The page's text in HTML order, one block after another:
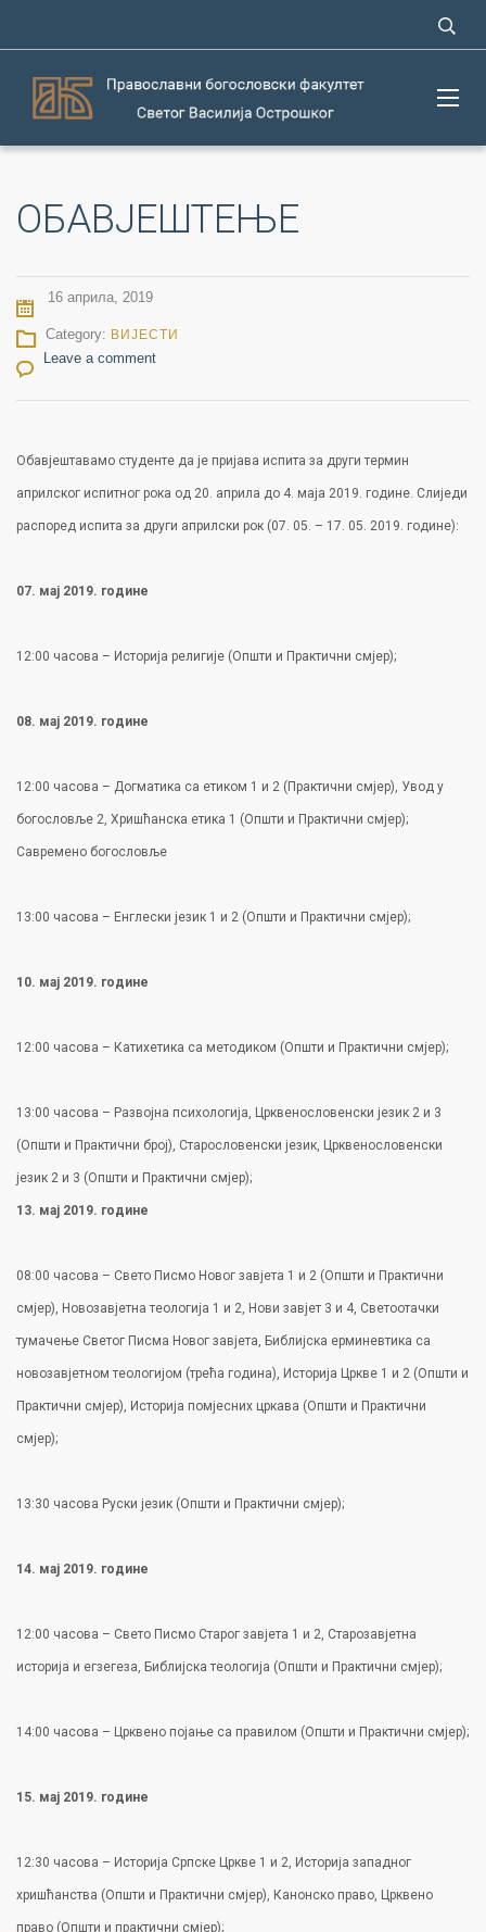
OБАВЈЕШТЕЊЕ
16 априла, 2019
Category: ВИЈЕСТИ
Leave a comment
Oбавјештавамо студенте да је пријава испита за други термин
априлског испитног рока од 20. априла до 4. маја 2019. године. Слиједи
распоред испита за други априлски рок (07. 05. – 17. 05. 2019. године):
07. мај 2019. године
12:00 часова – Историја религије (Општи и Практични смјер);
08. мај 2019. године
12:00 часова – Догматика са етиком 1 и 2 (Практични смјер), Увод у
богословље 2, Хришћанска етика 1 (Општи и Практични смјер);
Савремено богословље
13:00 часова – Енглески језик 1 и 2 (Општи и Практични смјер);
10. мај 2019. године
12:00 часова – Катихетика са методиком (Општи и Практични смјер);
13:00 часова – Развојна психологија, Црквенословенски језик 2 и 3
(Општи и Практични број), Старословенски језик, Црквенословенски
језик 2 и 3 (Општи и Практични смјер);
13. мај 2019. године
08:00 часова – Свето Писмо Новог завјета 1 и 2 (Општи и Практични
смјер), Новозавјетна теологија 1 и 2, Нови завјет 3 и 4, Светоотачки
тумачење Светог Писма Новог завјета, Библијска ерминевтика са
новозавјетном теологијом (трећа година), Историја Цркве 1 и 2 (Општи и
Практични смјер), Историја помјесних цркава (Општи и Практични
смјер);
13:30 часова Руски језик (Општи и Практични смјер);
14. мај 2019. године
12:00 часова – Свето Писмо Старог завјета 1 и 2, Старозавјетна
историја и егзегеза, Библијска теологија (Општи и Практични смјер);
14:00 часова – Црквено појање са правилом (Општи и Практични смјер);
15. мај 2019. године
12:30 часова – Историја Српске Цркве 1 и 2, Историја западног
хришћанства (Општи и Практични смјер), Канонско право, Црквено
право (Општи и практични смјер);